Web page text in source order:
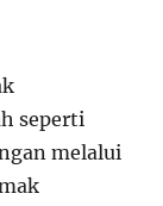
seperti
melalui